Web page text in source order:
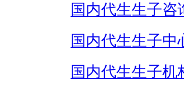
国内代生生子咨
国内代生生子中
国内代生生子机